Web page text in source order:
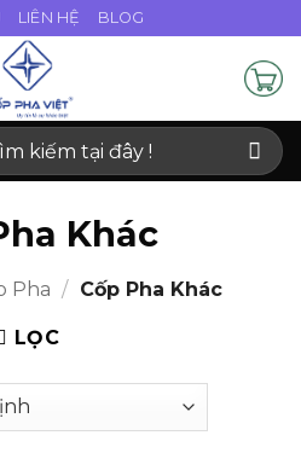
LIÊN HỆ BLOG
Khác
Pha / Cốp Pha Khác
LỌC